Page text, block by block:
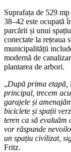
Suprafața de 529
38–42 este ocupată
parcării și unui
conectate la rețeaua
municipalității
modernă de
plantarea de arbori.
„După prima etapă,
principal, trecem
garajele și
biciclete și spații
teren ca să evaluăm
vor răspunde
un spațiu civilizat,
Fritz.